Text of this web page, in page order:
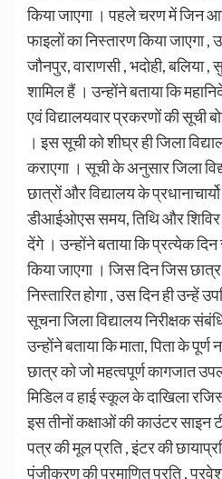
किया जाएगा । पहले चरण में जिन
फाइलों का निस्तारण किया जाएगा
जौनपुर, वाराणसी , भदोही, बलिया
शामिल हैं । उन्होंने बताया कि
एवं विद्यालयवार प्रकरणों की सूची
। इस सूची को शीघ्र ही जिला
कराएगा । सूची के अनुसार जिला
छात्रों और विद्यालय के
डीआईओएस समय, तिथि और शिविर
देंगे । उन्होंने बताया कि प्रत्येक
किया जाएगा । जिस दिन जिस
निस्तारित होगा , उस दिन ही उन्हें
सूचना जिला विद्यालय निरीक्षक
उन्होंने बताया कि माता, पिता के पूर्ण
छात्र को जो महत्वपूर्ण कागजात
मिडिल व हाई स्कूल के दाखिला
इस तीनों कक्षाओं की काउंटर साइन
पत्र की मूल प्रति , इंटर की
पंजीकरण की प्रमाणित प्रति ,